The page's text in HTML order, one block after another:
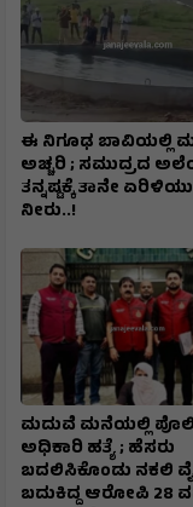
ಈ ನಿಗೂಢ ಬಾವಿಯಲ್ಲಿ
ಅಚ್ಚರಿ ; ಸಮುದ್ರದ
ತನ್ನಷ್ಟಕ್ಕೆ ತಾನೇ
ನೀರು..!
ಮದುವೆ ಮನೆಯಲ್ಲಿ
ಅಧಿಕಾರಿ ಹತ್ಯೆ ; ಹೆಸರು
ಬದಲಿಸಿಕೊಂಡು ನಕಲಿ
ಬದುಕಿದ್ದ ಆರೋಪಿ 28